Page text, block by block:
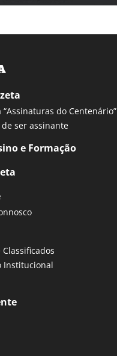
“Assinaturas do Centenário”
ser assinante
e Formação
Classificados
Institucional